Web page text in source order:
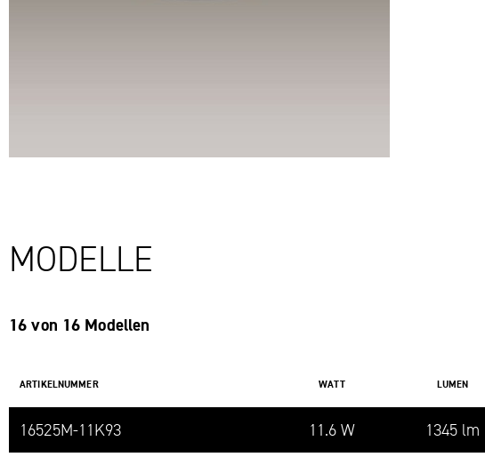
MODELLE
16 von 16 Modellen
ARTIKELNUMMER WATT LUMEN
16525M-​11K93 11.6 W 1345 lm